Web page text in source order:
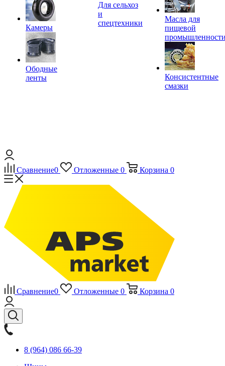
Камеры
Ободные
ленты
Для сельхоз
и
спецтехники
Масла для
пищевой
Консистентные
смазки
Сравнение0 Отложенные 0 Корзина 0
Сравнение0 Отложенные 0 Корзина 0
8 (964) 086 66-39